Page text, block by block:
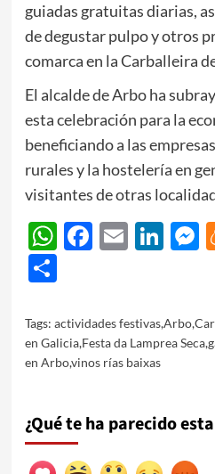
guiadas gratuitas diarias,
de degustar pulpo y otros
comarca en la Carballeira
El alcalde de Arbo ha
esta celebración para la
beneficiando a las
rurales y la hostelería en
visitantes de otras
WhatsApp
Facebook
Email
Share
Tags: actividades festivas,Arbo,
en Galicia,Festa da Lamprea Seca,
en Arbo,vinos rías baixas
¿Qué te ha parecido